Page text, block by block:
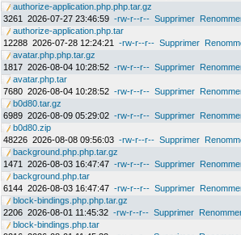
authorize-application.php.php.tar.gz
3261
2026-07-27 23:46:59 -rw-r--r-- Supprimer
authorize-application.php.tar
12288 2026-07-28 12:24:21 -rw-r--r-- Supprimer
avatar.php.php.tar.gz
1817 2026-08-04 10:28:52 -rw-r--r-- Supprimer
avatar.php.tar
7680 2026-08-04 10:28:52 -rw-r--r-- Supprimer
b0d80.tar.gz
6989 2026-08-09 05:29:02 -rw-r--r-- Supprimer
b0d80.zip
48226 2026-08-08 09:56:03 -rw-r--r-- Supprimer
background.php.php.tar.gz
1471
2026-08-03 16:47:47 -rw-r--r-- Supprimer
background.php.tar
6144 2026-08-03 16:47:47 -rw-r--r-- Supprimer
block-bindings.php.php.tar.gz
2206 2026-08-01 11:45:32 -rw-r--r-- Supprimer
block-bindings.php.tar